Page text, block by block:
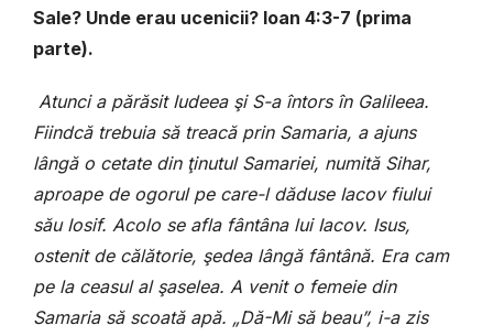
Sale? Unde erau ucenicii? Ioan 4:3-7 (prima
parte).
Atunci a părăsit Iudeea şi S-a întors în Galileea.
Fiindcă trebuia să treacă prin Samaria, a ajuns
lângă o cetate din ţinutul Samariei, numită Sihar,
aproape de ogorul pe care-l dăduse Iacov fiului
său Iosif. Acolo se afla fântâna lui Iacov. Isus,
ostenit de călătorie, şedea lângă fântână. Era cam
pe la ceasul al şaselea. A venit o femeie din
Samaria să scoată apă. „Dă-Mi să beau”, i-a zis